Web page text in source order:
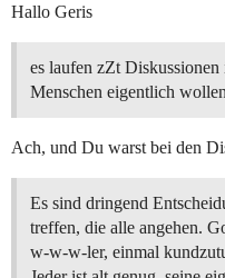
Hallo Geris
es laufen zZt
Menschen eigentlich
Ach, und Du warst bei den
Es sind dringend
treffen, die alle angehen.
w-w-w-ler, einmal